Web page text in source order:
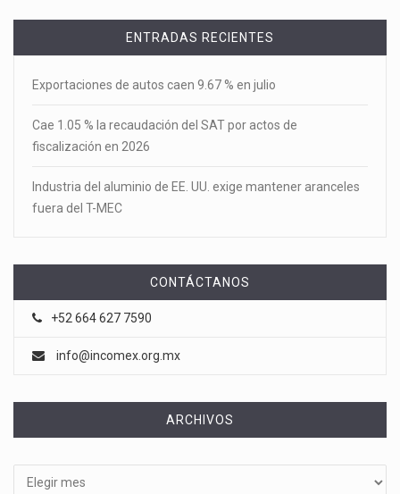
ENTRADAS RECIENTES
Exportaciones de autos caen 9.67 % en julio
Cae 1.05 % la recaudación del SAT por actos de
fiscalización en 2026
Industria del aluminio de EE. UU. exige mantener aranceles
fuera del T-MEC
CONTÁCTANOS
+52 664 627 7590
info@incomex.org.mx
ARCHIVOS